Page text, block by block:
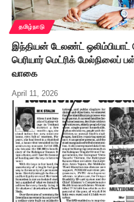
தமிழ்நாடு
இந்தியன் டேலண்ட்
பெரியார் மெட்ரிக் மேல்நிலைப்
வாகை
April 11, 2026